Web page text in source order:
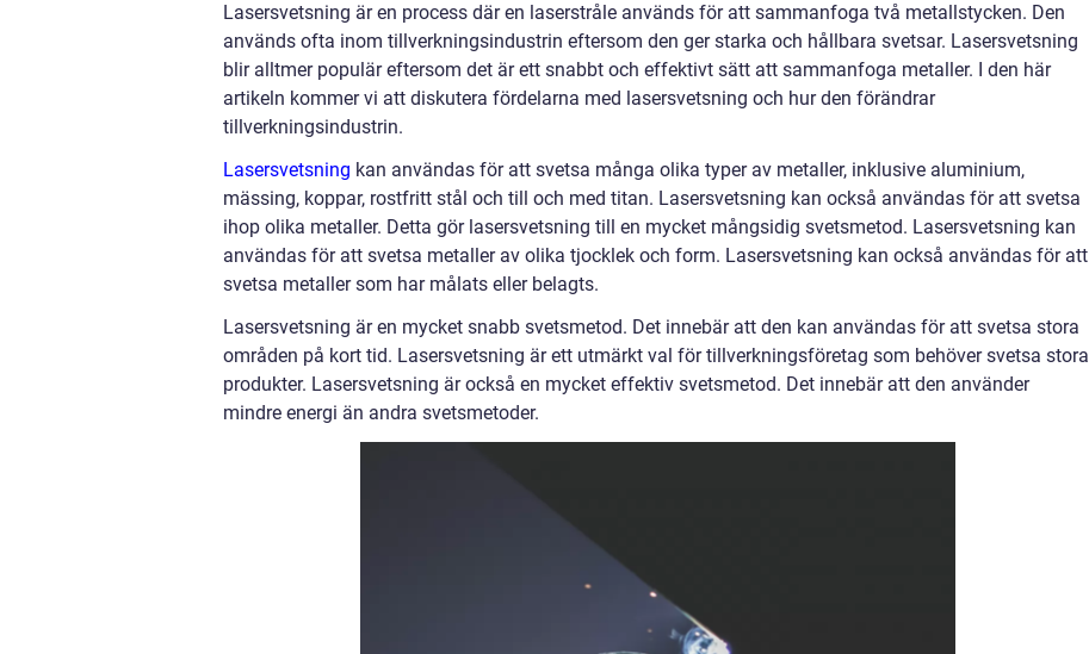
Lasersvetsning är en process där en laserstråle används för att sammanfoga två metallstycken. Den
används ofta inom tillverkningsindustrin eftersom den ger starka och hållbara svetsar. Lasersvetsning
blir alltmer populär eftersom det är ett snabbt och effektivt sätt att sammanfoga metaller. I den här
artikeln kommer vi att diskutera fördelarna med lasersvetsning och hur den förändrar
tillverkningsindustrin.
Lasersvetsning kan användas för att svetsa många olika typer av metaller, inklusive aluminium,
mässing, koppar, rostfritt stål och till och med titan. Lasersvetsning kan också användas för att svetsa
ihop olika metaller. Detta gör lasersvetsning till en mycket mångsidig svetsmetod. Lasersvetsning kan
användas för att svetsa metaller av olika tjocklek och form. Lasersvetsning kan också användas för att
svetsa metaller som har målats eller belagts.
Lasersvetsning är en mycket snabb svetsmetod. Det innebär att den kan användas för att svetsa stora
områden på kort tid. Lasersvetsning är ett utmärkt val för tillverkningsföretag som behöver svetsa stora
produkter. Lasersvetsning är också en mycket effektiv svetsmetod. Det innebär att den använder
mindre energi än andra svetsmetoder.